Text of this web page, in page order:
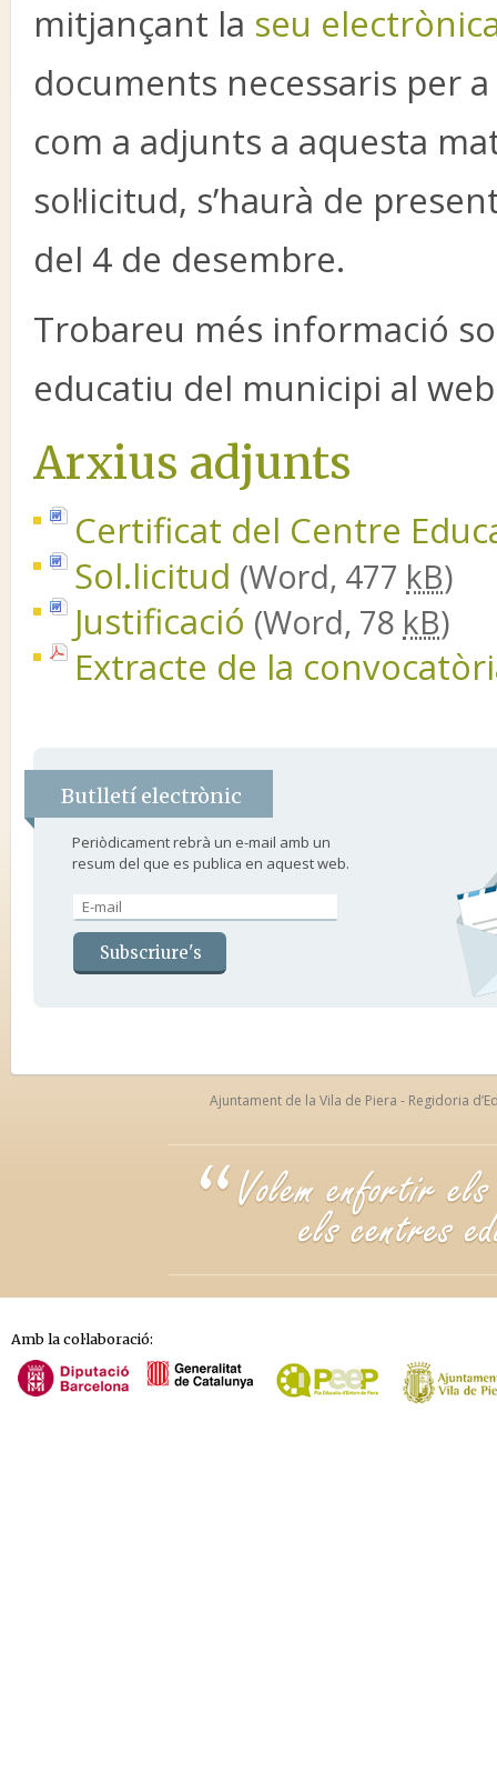
mitjançant la seu
documents necessaris per
com a adjunts a aquesta
sol·licitud, s’haurà de
del 4 de desembre.
Trobareu més informació
educatiu del municipi al
Arxius adjunts
Certificat del Centre
Sol.licitud (Word, 477 kB)
Justificació (Word, 78 kB)
Extracte de la
Butlletí electrònic
Periòdicament rebrà un e-mail amb un
resum del que es publica en aquest web.
Ajuntament de la Vila de Piera - Regidoria
Amb la col·laboració: